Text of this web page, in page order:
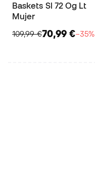
Baskets Sl 72 Og Lt
Mujer
109,99 €70,99 €−35%